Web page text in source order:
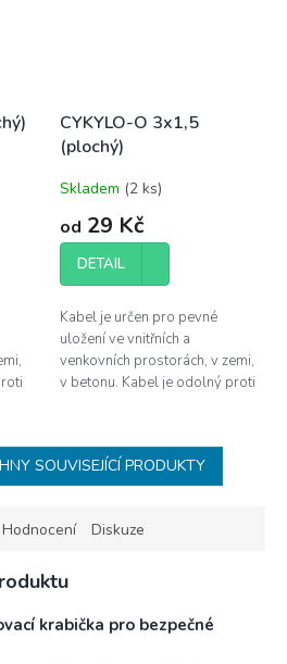
CYKYLO-O 3x1,5
(plochý)
Skladem (2 ks)
od 29 Kč
DETAIL
Kabel je určen pro pevné
uložení ve vnitřních a
venkovních prostorách, v zemi,
v betonu. Kabel je odolný proti
SOUVISEJÍCÍ PRODUKTY
Hodnocení Diskuze
krabička pro bezpečné